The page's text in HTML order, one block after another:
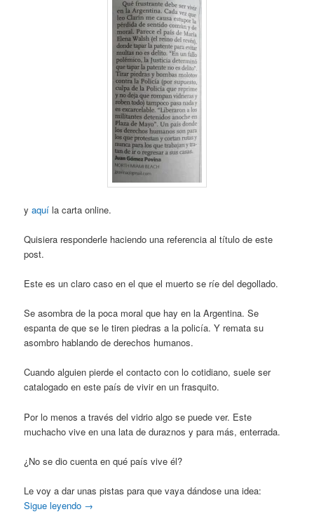
yaquí la carta online.
Quisiera responderle haciendo una referencia al título de este
post.
Este es un claro caso en el que el muerto se ríe del degollado.
Se asombra de la poca moral que hay en la Argentina. Se
espanta de que se le tiren piedras a la policía. Y remata su
asombro hablando de derechos humanos.
Cuando alguien pierde el contacto con lo cotidiano, suele ser
catalogado en este país de vivir en un frasquito.
Por lo menos a través del vidrio algo se puede ver. Este
muchacho vive en una lata de duraznos y para más, enterrada.
¿No se dio cuenta en qué país vive él?
Le voy a dar unas pistas para que vaya dándose una idea:
Sigue leyendo →